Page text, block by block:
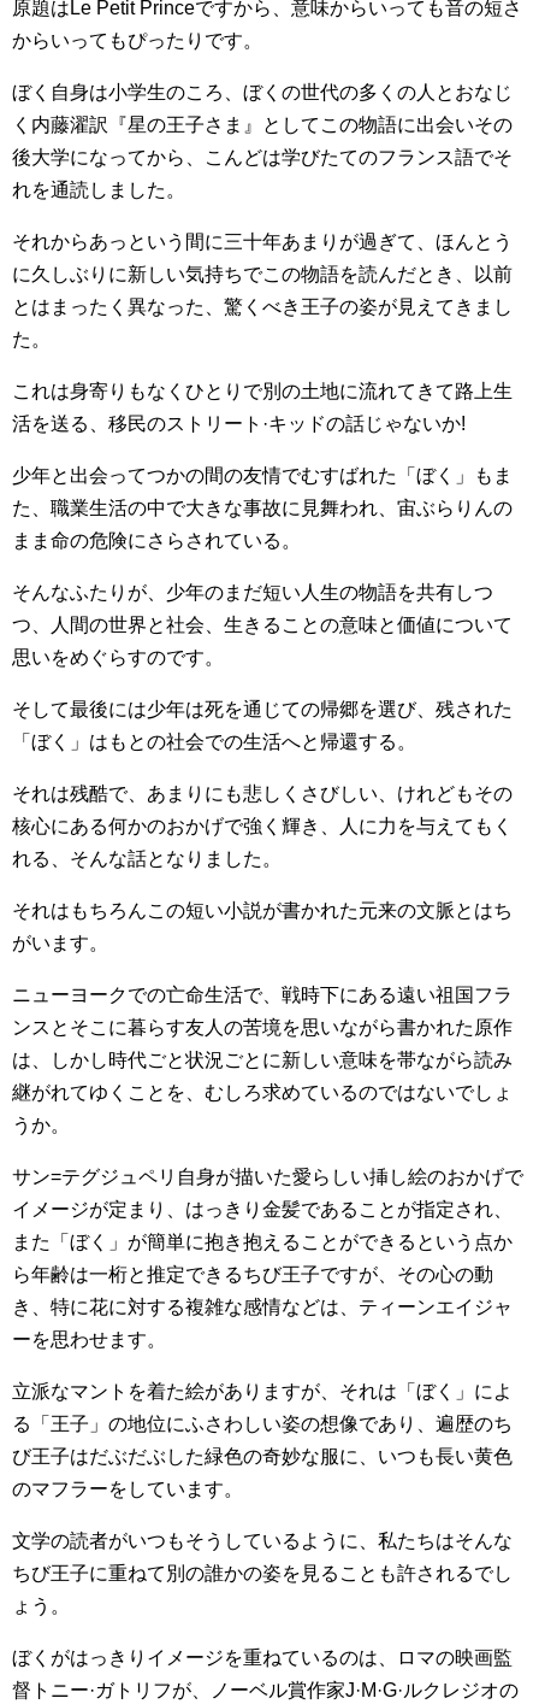
原題はLe Petit Princeですから、意味からいっても音の短さ
からいってもぴったりです。
ぼく自身は小学生のころ、ぼくの世代の多くの人とおなじ
く内藤濯訳『星の王子さま』としてこの物語に出会いその
後大学になってから、こんどは学びたてのフランス語でそ
れを通読しました。
それからあっという間に三十年あまりが過ぎて、ほんとう
に久しぶりに新しい気持ちでこの物語を読んだとき、以前
とはまったく異なった、驚くべき王子の姿が見えてきまし
た。
これは身寄りもなくひとりで別の土地に流れてきて路上生
活を送る、移民のストリート·キッドの話じゃないか!
少年と出会ってつかの間の友情でむすばれた「ぼく」もま
た、職業生活の中で大きな事故に見舞われ、宙ぶらりんの
まま命の危険にさらされている。
そんなふたりが、少年のまだ短い人生の物語を共有しつ
つ、人間の世界と社会、生きることの意味と価値について
思いをめぐらすのです。
そして最後には少年は死を通じての帰郷を選び、残された
「ぼく」はもとの社会での生活へと帰還する。
それは残酷で、あまりにも悲しくさびしい、けれどもその
核心にある何かのおかげで強く輝き、人に力を与えてもく
れる、そんな話となりました。
それはもちろんこの短い小説が書かれた元来の文脈とはち
がいます。
ニューヨークでの亡命生活で、戦時下にある遠い祖国フラ
ンスとそこに暮らす友人の苦境を思いながら書かれた原作
は、しかし時代ごと状況ごとに新しい意味を帯ながら読み
継がれてゆくことを、むしろ求めているのではないでしょ
うか。
サン=テグジュペリ自身が描いた愛らしい挿し絵のおかげで
イメージが定まり、はっきり金髪であることが指定され、
また「ぼく」が簡単に抱き抱えることができるという点か
ら年齢は一桁と推定できるちび王子ですが、その心の動
き、特に花に対する複雑な感情などは、ティーンエイジャ
ーを思わせます。
立派なマントを着た絵がありますが、それは「ぼく」によ
る「王子」の地位にふさわしい姿の想像であり、遍歴のち
び王子はだぶだぶした緑色の奇妙な服に、いつも長い黄色
のマフラーをしています。
文学の読者がいつもそうしているように、私たちはそんな
ちび王子に重ねて別の誰かの姿を見ることも許されるでし
ょう。
ぼくがはっきりイメージを重ねているのは、ロマの映画監
督トニー·ガトリフが、ノーベル賞作家J·M·G·ルクレジオの